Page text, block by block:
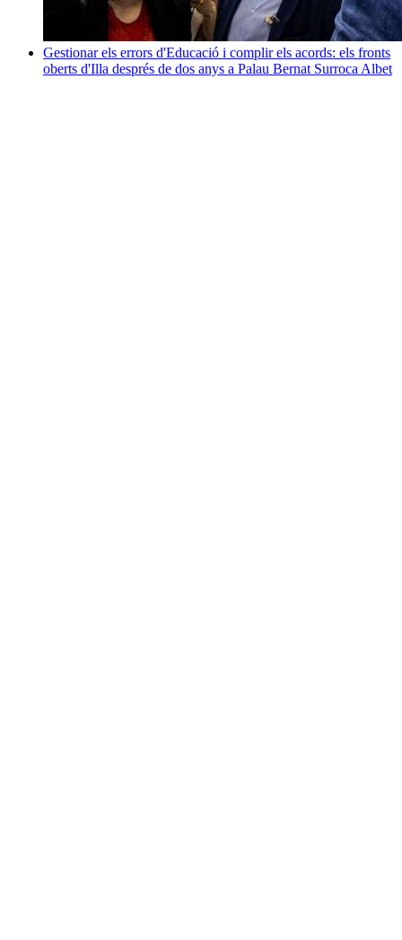
Gestionar els errors d'Educació i complir els acords: els fronts
oberts d'Illa després de dos anys a Palau Bernat Surroca Albet